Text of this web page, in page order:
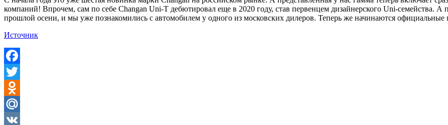
компаний! Впрочем, сам по себе Changan Uni-T дебютировал еще в 2020 году, став первенцем дизайнерского Uni-семейства. А
прошлой осени, и мы уже познакомились с автомобилем у одного из московских дилеров. Теперь же начинаются официальные
Источник
Facebook
Twitter
Odnoklassniki
Mail.Ru